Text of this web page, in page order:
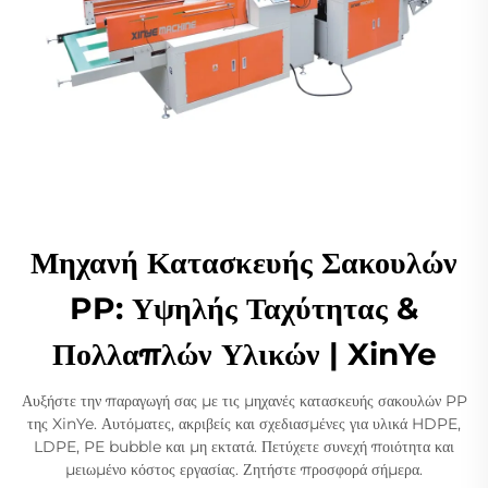
Μηχανή Κατασκευής Σακουλών
PP: Υψηλής Ταχύτητας &
Πολλαπλών Υλικών | XinYe
Αυξήστε την παραγωγή σας με τις μηχανές κατασκευής σακουλών PP
της XinYe. Αυτόματες, ακριβείς και σχεδιασμένες για υλικά HDPE,
LDPE, PE bubble και μη εκτατά. Πετύχετε συνεχή ποιότητα και
μειωμένο κόστος εργασίας. Ζητήστε προσφορά σήμερα.